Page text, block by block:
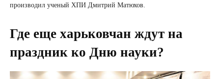
производил ученый ХПИ Дмитрий Матюхов.
Где еще харьковчан ждут на
праздник ко Дню науки?